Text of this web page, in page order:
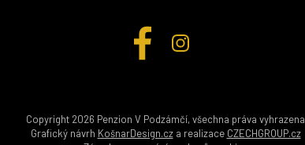
Copyright 2026 Penzion V Podzámčí, všechna práva vyhrazena
Grafický návrh KošnarDesign.cza realizace CZECHGROUP.cz